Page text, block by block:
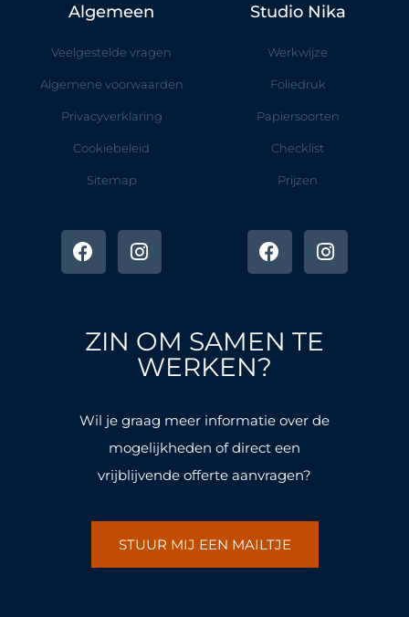
Algemeen
Veelgestelde vragen
Algemene voorwaarden
Privacyverklaring
Cookiebeleid
Sitemap
a
c
e
o
n
s
t
r
a
m
Studio Nika
Werkwijze
Foliedruk
Papiersoorten
Checklist
Prijzen
a
c
e
o
k
n
s
t
ZIN OM SAMEN TE
WERKEN?
Wil je graag meer informatie over de
mogelijkheden of direct een
vrijblijvende offerte aanvragen?
STUUR MIJ EEN MAILTJE